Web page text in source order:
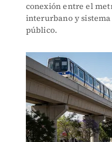
conexión entre el
interurbano y
público.